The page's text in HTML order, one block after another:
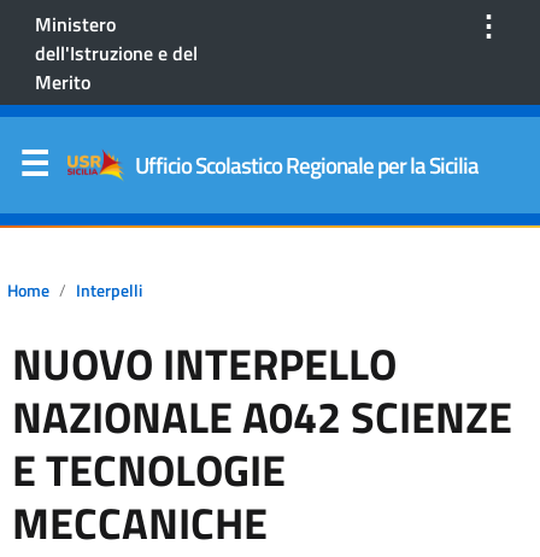
Ministero
dell'Istruzione e del
Merito
⋮
Ufficio Scolastico Regionale per la Sicilia
Home Interpelli
NUOVO INTERPELLO
NAZIONALE A042 SCIENZE
E TECNOLOGIE
MECCANICHE